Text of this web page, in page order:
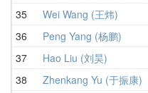
35 Wei Wang (王炜)
36 Peng Yang (杨鹏)
37 Hao Liu (刘昊)
38 Zhenkang Yu (于振康)